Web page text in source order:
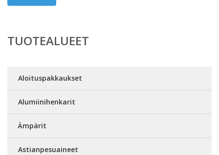
TUOTEALUEET
Aloituspakkaukset
Alumiinihenkarit
Ämpärit
Astianpesuaineet